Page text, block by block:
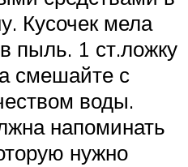
Кусочек мела
пыль. 1 ст.ложку
смешайте с
воды.
напоминать
нужно